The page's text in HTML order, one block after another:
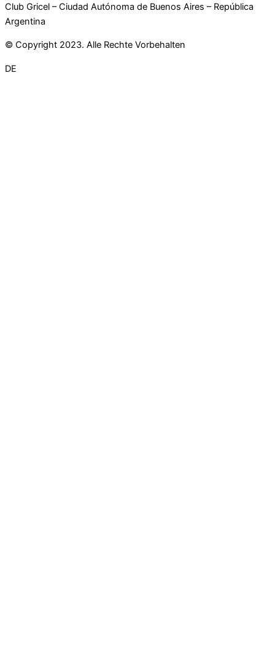
Club Gricel – Ciudad Autónoma de Buenos Aires – República
Argentina
© Copyright 2023. Alle Rechte Vorbehalten
DE